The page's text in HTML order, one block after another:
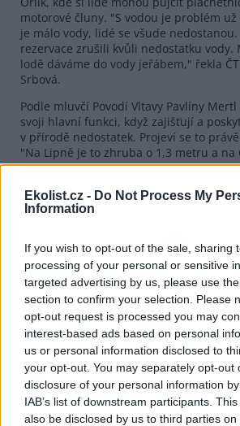
Ekolist.cz - Do Not Process My
Information
If you wish to opt-out of the sale, sharing
processing of your personal or sensitive
targeted advertising by us, please use
section to confirm your selection. Please
opt-out request is processed you may
interest-based ads based on personal
us or personal information disclosed to
your opt-out. You may separately opt-out
disclosure of your personal information
IAB’s list of downstream participants.
also be disclosed by us to third parties on
motorové čluny. "S vodou je problém už
je málo vody, lidé se všude
rezervace zrušili kvůli nedostatku vody.
lodě dáváme do vody jeřábem," řekla
Srbová.
Podle mluvčí Povodí Vltavy Pavlíny
svoji hlavní funkci, když zajišťují a
v přírodě nedostatek. Projeví se to
"Na Lipně je to zhruba o 1,3 metru a
oproti obvyklé letní úrovni, tedy
za předpokladu normální hydrologické
vody, které jsou nyní na Lipně a Orlíku,
také vyskytly, bylo tomu však později
Hladina Lipna je letos druhá nejnižší za
roce 2014, kdy bylo vody jen o dva
"Plavba na Lipně i při současném stavu
bez zásadního omezení. Nemáme
významně zhoršené stavy na
Na Orlíku je plavba místy omezena. Ve
nádržích je zásoba vody dostatečná a
jsou zajištěny. Římov, který je hlavní
vody pro Jihočeský kraj, je naplněn z
který je záložním zdrojem pitné vody pro
plný ze 72 procent.